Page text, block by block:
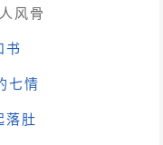
风骨
书
七情
落肚